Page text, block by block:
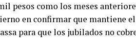
pesos como los meses
en confirmar que mantiene
para que los jubilados no